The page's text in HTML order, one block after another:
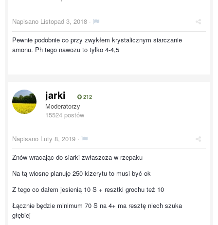
Napisano Listopad 3, 2018 ·
Pewnie podobnie co przy zwykłem krystalicznym siarczanie
amonu. Ph tego nawozu to tylko 4-4,5
jarki 212
Moderatorzy
15524 postów
Napisano Luty 8, 2019 ·
Znów wracając do siarki zwłaszcza w rzepaku
Na tą wiosnę planuję 250 kizerytu to musi być ok
Z tego co dałem jesienią 10 S + resztki grochu też 10
Łącznie będzie minimum 70 S na 4+ ma resztę niech szuka
głębiej